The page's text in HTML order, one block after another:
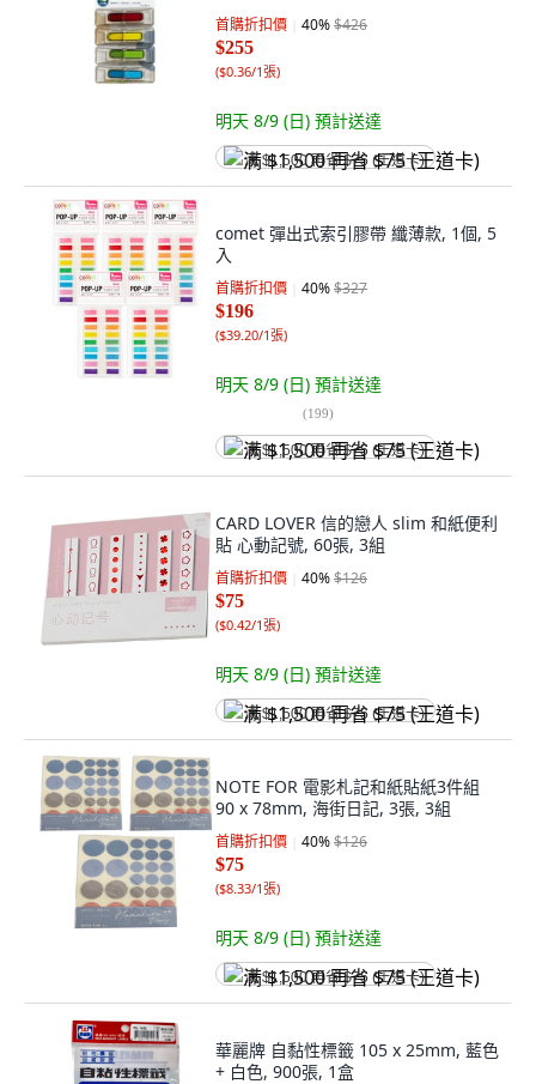
首購折扣價 40%$426
$255
($0.36/1張)
明天 8/9 (日) 預計送達
满 $1,500 再省 $75 (王道卡)
comet 彈出式索引膠帶 纖薄款, 1個, 5
入
首購折扣價 40%$327
$196
($39.20/1張)
明天 8/9 (日) 預計送達
(199)
满 $1,500 再省 $75 (王道卡)
CARD LOVER 信的戀人 slim 和紙便利
貼 心動記號, 60張, 3組
首購折扣價 40%$126
$75
($0.42/1張)
明天 8/9 (日) 預計送達
满 $1,500 再省 $75 (王道卡)
NOTE FOR 電影札記和紙貼紙3件組
90 x 78mm, 海街日記, 3張, 3組
首購折扣價 40%$126
$75
($8.33/1張)
明天 8/9 (日) 預計送達
满 $1,500 再省 $75 (王道卡)
華麗牌 自黏性標籤 105 x 25mm, 藍色
+ 白色, 900張, 1盒